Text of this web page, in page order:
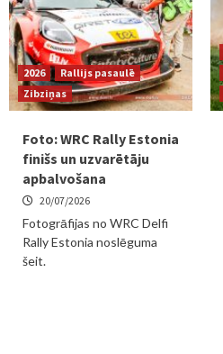
2026
Rallijs pasaulē
Zibziņas
Foto: WRC Rally Estonia
finišs un uzvarētāju
apbalvošana
20/07/2026
Fotogrāfijas no WRC Delfi
Rally Estonia noslēguma
šeit.